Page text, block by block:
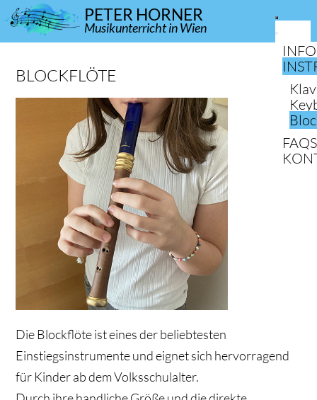
PETER HORNER
Musikunterricht in Wien
FAQS
BLOCKFLÖTE
Die Blockflöte ist eines der beliebtesten
Einstiegsinstrumente und eignet sich hervorragend
für Kinder ab dem Volksschulalter.